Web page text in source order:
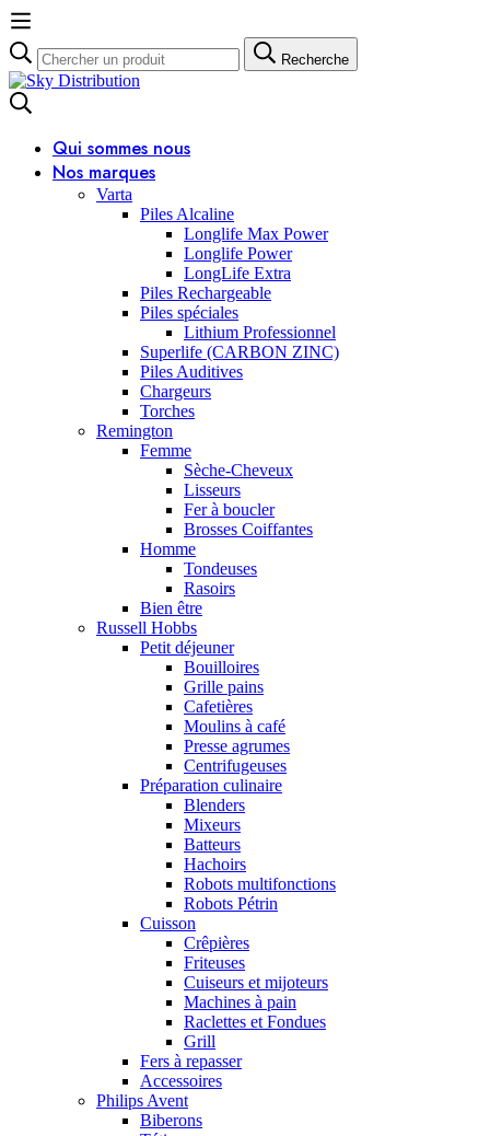
Recherche
pour:
Recherche
Qui sommes nous
Nos marques
Varta
Piles Alcaline
Longlife Max Power
Longlife Power
LongLife Extra
Piles Rechargeable
Piles spéciales
Lithium Professionnel
Superlife (CARBON ZINC)
Piles Auditives
Chargeurs
Torches
Remington
Femme
Sèche-Cheveux
Lisseurs
Fer à boucler
Brosses Coiffantes
Homme
Tondeuses
Rasoirs
Bien être
Russell Hobbs
Petit déjeuner
Bouilloires
Grille pains
Cafetières
Moulins à café
Presse agrumes
Centrifugeuses
Préparation culinaire
Blenders
Mixeurs
Batteurs
Hachoirs
Robots multifonctions
Robots Pétrin
Cuisson
Crêpières
Friteuses
Cuiseurs et mijoteurs
Machines à pain
Raclettes et Fondues
Grill
Fers à repasser
Accessoires
Philips Avent
Biberons